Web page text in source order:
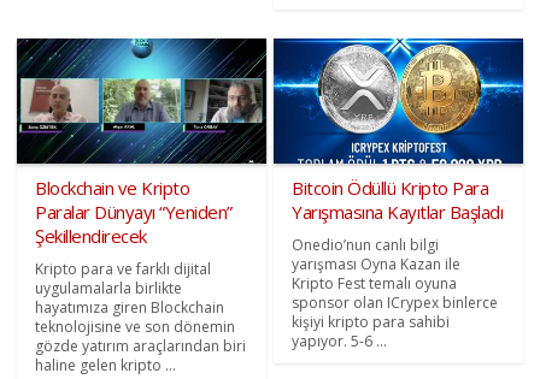
Blockchain ve Kripto
Paralar Dünyayı “Yeniden”
Şekillendirecek
Kripto para ve farklı dijital
uygulamalarla birlikte
hayatımıza giren Blockchain
teknolojisine ve son dönemin
gözde yatırım araçlarından biri
haline gelen kripto ...
Bitcoin Ödüllü Kripto Para
Yarışmasına Kayıtlar Başladı
Onedio’nun canlı bilgi
yarışması Oyna Kazan ile
Kripto Fest temalı oyuna
sponsor olan ICrypex binlerce
kişiyi kripto para sahibi
yapıyor. 5-6 ...